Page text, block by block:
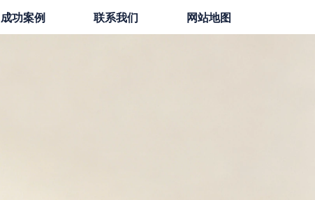
成功案例 联系我们 网站地图